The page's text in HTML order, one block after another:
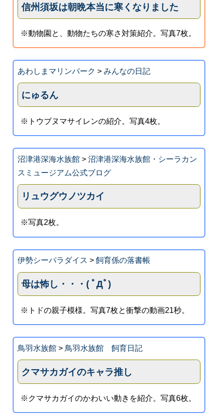
信州須坂は朝晩本当に寒くなりました
※動物園と、動物たちの寒さ対策紹介。写真7枚。
あわしまマリンパーク > みんなの日記
にゅるん
※トウブヌマサイレンの紹介。写真4枚。
沼津港深海水族館> 沼津港深海水族館・シーラカン
スミュージアム公式ブログ
リュウグウノツカイ
※写真2枚。
伊勢シーパラダイス > 飼育係の落書帳
母は怖し・・・( ﾟДﾟ)
※トドの親子模様。写真7枚と衝撃の動画21秒。
鳥羽水族館> 鳥羽水族館 飼育日記
クマサカガイのキャラ推し
※クマサカガイのかわいい動きを紹介。写真6枚。